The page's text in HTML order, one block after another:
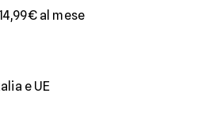
al mese
e UE